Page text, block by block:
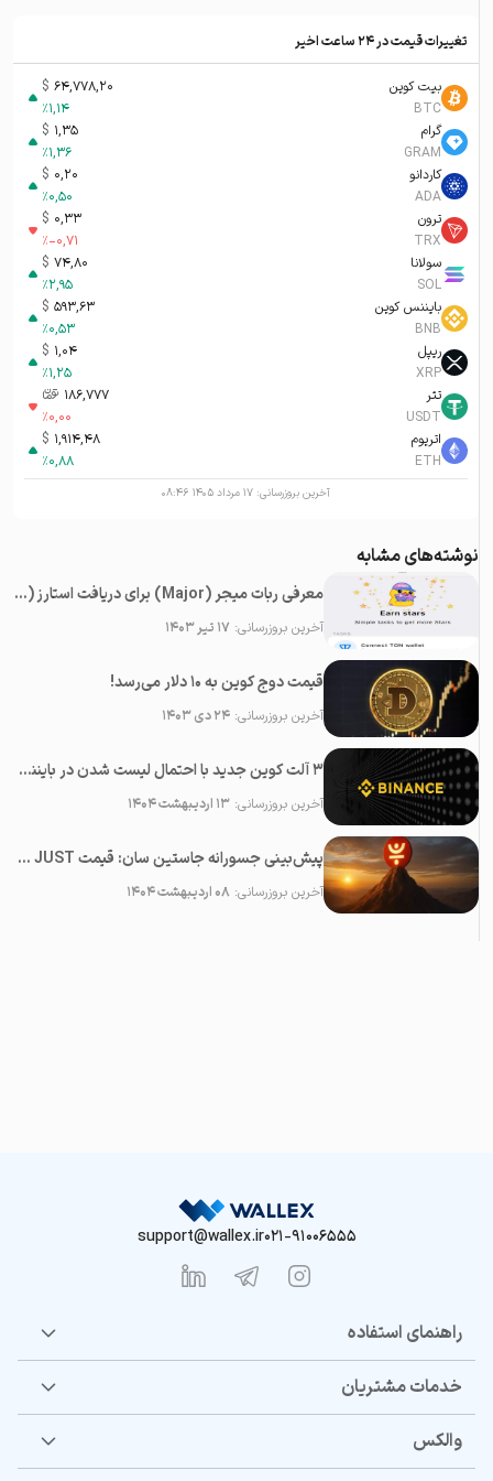
تغییرات قیمت در ۲۴ ساعت اخیر
بیت کوین
BTC
64,778,20
$
%1,14
گرام
GRAM
1,35
$
%1,36
کاردانو
ADA
0,20
$
%0,50
ترون
TRX
0,33
$
%-0,71
سولانا
SOL
74,80
$
%2,95
بایننس کوین
BNB
593,63
$
%0,53
ریپل
XRP
1,04
$
%1,25
تتر
USDT
186,777 تومان-ء
%0,00
اتریوم
ETH
1,914,48
$
%0,88
آخرین بروزرسانی: ۱۷ مرداد ۱۴۰۵ ۰۸:۴۶
نوشته‌های مشابه
معرفی ربات میجر (Major) برای دریافت استارز (Stars) رایگان در تلگرام
آخرین بروزرسانی:۱۷ تیر ۱۴۰۳
قیمت دوج کوین به ۱۰ دلار می‌رسد!
آخرین بروزرسانی:۲۴ دی ۱۴۰۳
۳ آلت کوین جدید با احتمال لیست شدن در بایننس در ماه می ۲۰۲۵
آخرین بروزرسانی:۱۳ اردیبهشت ۱۴۰۴
پیش‌بینی جسورانه جاستین سان: قیمت JUST در آینده نزدیک ۱۰۰ برابر خواهد شد!
آخرین بروزرسانی:۰۸ اردیبهشت ۱۴۰۴
021-91006555
support@wallex.ir
راهنمای استفاده
خدمات مشتریان
والکس